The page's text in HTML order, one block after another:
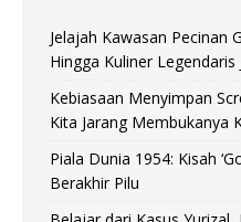
Jelajah Kawasan Pecinan
Hingga Kuliner Legendaris
Kebiasaan Menyimpan
Kita Jarang Membukanya
Piala Dunia 1954: Kisah
Berakhir Pilu